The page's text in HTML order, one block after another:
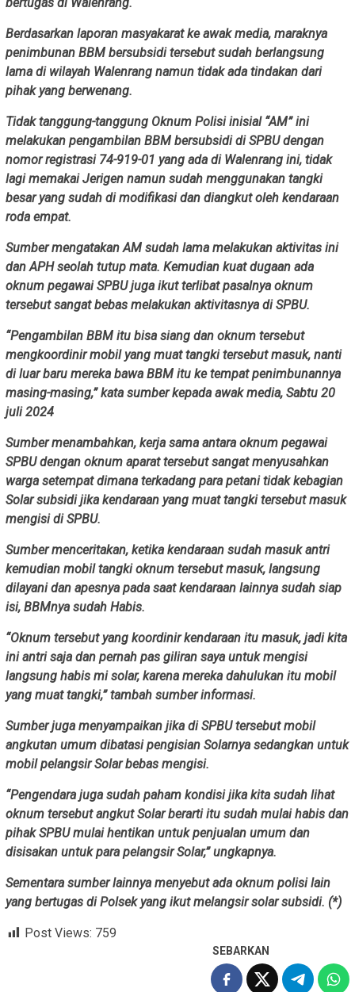
Berdasarkan laporan masyakarat ke awak media, maraknya
penimbunan BBM bersubsidi tersebut sudah berlangsung
lama di wilayah Walenrang namun tidak ada tindakan dari
pihak yang berwenang.
Tidak tanggung-tanggung Oknum Polisi inisial “AM” ini
melakukan pengambilan BBM bersubsidi di SPBU dengan
nomor registrasi 74-919-01 yang ada di Walenrang ini, tidak
lagi memakai Jerigen namun sudah menggunakan tangki
besar yang sudah di modifikasi dan diangkut oleh kendaraan
roda empat.
Sumber mengatakan AM sudah lama melakukan aktivitas ini
dan APH seolah tutup mata. Kemudian kuat dugaan ada
oknum pegawai SPBU juga ikut terlibat pasalnya oknum
tersebut sangat bebas melakukan aktivitasnya di SPBU.
“Pengambilan BBM itu bisa siang dan oknum tersebut
mengkoordinir mobil yang muat tangki tersebut masuk, nanti
di luar baru mereka bawa BBM itu ke tempat penimbunannya
masing-masing,” kata sumber kepada awak media, Sabtu 20
juli 2024
Sumber menambahkan, kerja sama antara oknum pegawai
SPBU dengan oknum aparat tersebut sangat menyusahkan
warga setempat dimana terkadang para petani tidak kebagian
Solar subsidi jika kendaraan yang muat tangki tersebut masuk
mengisi di SPBU.
Sumber menceritakan, ketika kendaraan sudah masuk antri
kemudian mobil tangki oknum tersebut masuk, langsung
dilayani dan apesnya pada saat kendaraan lainnya sudah siap
isi, BBMnya sudah Habis.
“Oknum tersebut yang koordinir kendaraan itu masuk, jadi kita
ini antri saja dan pernah pas giliran saya untuk mengisi
langsung habis mi solar, karena mereka dahulukan itu mobil
yang muat tangki,” tambah sumber informasi.
Sumber juga menyampaikan jika di SPBU tersebut mobil
angkutan umum dibatasi pengisian Solarnya sedangkan untuk
mobil pelangsir Solar bebas mengisi.
“Pengendara juga sudah paham kondisi jika kita sudah lihat
oknum tersebut angkut Solar berarti itu sudah mulai habis dan
pihak SPBU mulai hentikan untuk penjualan umum dan
disisakan untuk para pelangsir Solar,” ungkapnya.
Sementara sumber lainnya menyebut ada oknum polisi lain
yang bertugas di Polsek yang ikut melangsir solar subsidi. (*)
Post Views: 759
SEBARKAN